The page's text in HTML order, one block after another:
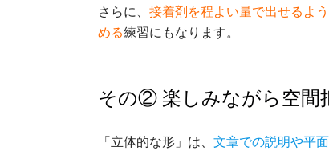
さらに、 接着剤を程よい量で出せるよ
める練習にもなります。
その② 楽しみながら空間
「立体的な形」は、 文章での説明や平